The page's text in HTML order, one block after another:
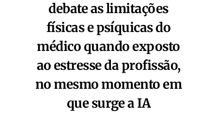
debate as limitações
físicas e psíquicas do
médico quando exposto
ao estresse da profissão,
no mesmo momento em
que surge a IA